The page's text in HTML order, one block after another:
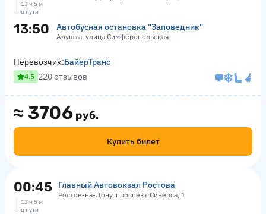
13 ч 5 м
в пути
13:50 Автобусная остановка "Заповедник"
Алушта, улица Симферопольская
≈ 3706 руб.
Купить билет
Перевозчик:БайерТранс
4.5 220 отзывов
00:45 Главный Автовокзал Ростова
Ростов-на-Дону, проспект Сиверса, 1
13 ч 5 м
в пути